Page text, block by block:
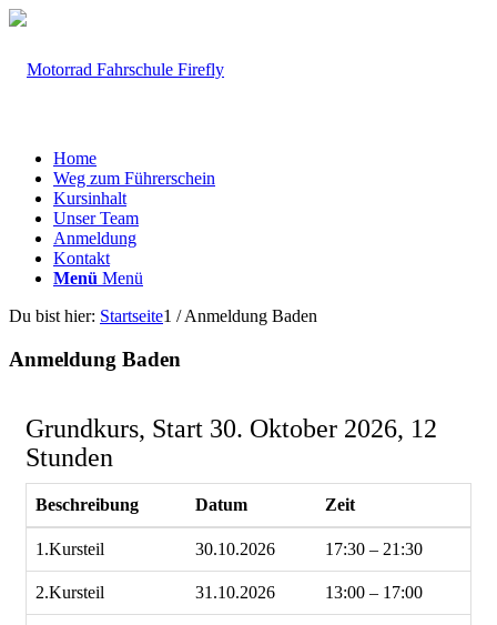
Home
Weg zum Führerschein
Kursinhalt
Unser Team
Anmeldung
Kontakt
Menü Menü
Du bist hier: Startseite1 / Anmeldung Baden
Anmeldung Baden
Grundkurs, Start 30. Oktober 2026, 12
Stunden
Beschreibung Datum Zeit
1.Kursteil 30.10.2026 17:30 – 21:30
2.Kursteil 31.10.2026 13:00 – 17:00